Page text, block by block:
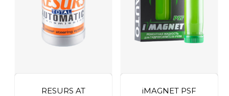
RESURS AT iMAGNET PSF